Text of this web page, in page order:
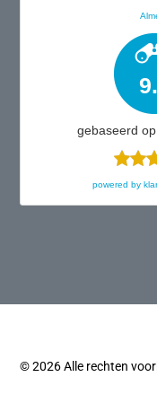
gebaseerd op
powered by
© 2026 Alle rechten